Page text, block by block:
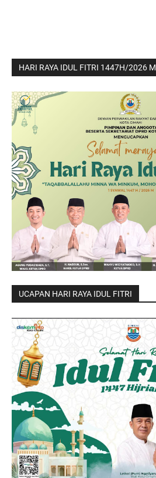
HARI RAYA IDUL FITRI 1447H/2026 M
UCAPAN HARI RAYA IDUL FITRI